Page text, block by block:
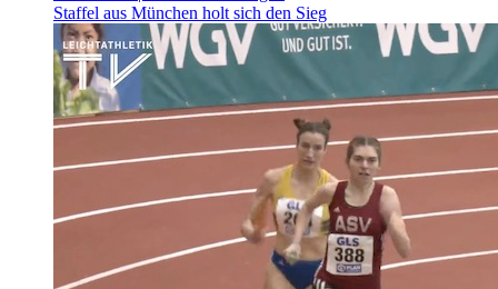
Staffel aus München holt sich den Sieg